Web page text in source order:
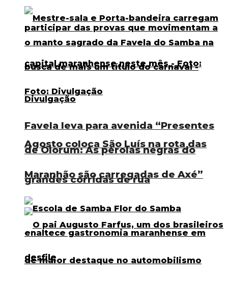
Favela leva para avenida “Presentes
de Olorum: As pérolas negras do
Maranhão são carregadas de Axé”
Agosto coloca São Luís na rota das
grandes corridas de rua